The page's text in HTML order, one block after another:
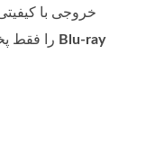
خروجی با
Blu-ray